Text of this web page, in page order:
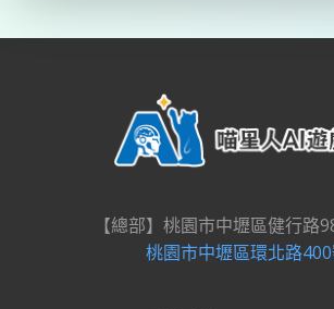
【總部】桃園市中壢區健行路
桃園市中壢區環北路400